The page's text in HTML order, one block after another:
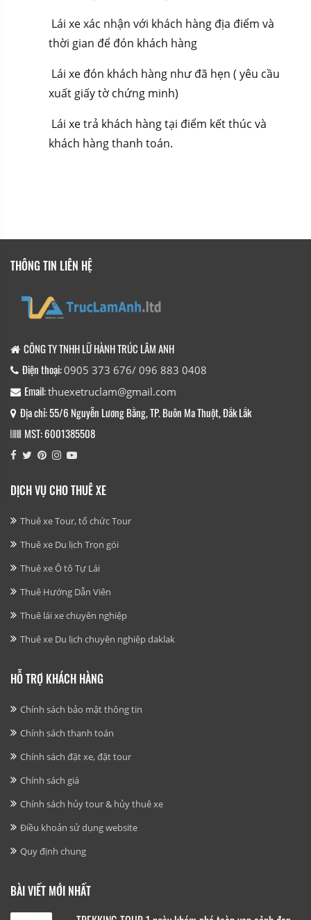
Lái xe xác nhận với khách hàng địa điểm và
thời gian để đón khách hàng
Lái xe đón khách hàng như đã hẹn ( yêu cầu
xuất giấy tờ chứng minh)
Lái xe trả khách hàng tại điểm kết thúc và
khách hàng thanh toán.
THÔNG TIN LIÊN HỆ
CÔNG TY TNHH LỮ HÀNH TRÚC LÂM ANH
Điện thoại:0905 373 676/ 096 883 0408
Email:thuexetruclam@gmail.com
Địa chỉ: 55/6 Nguyễn Lương Bằng, TP. Buôn Ma Thuột, Đắk Lắk
MST: 6001385508
DỊCH VỤ CHO THUÊ XE
Thuê xe Tour, tổ chức Tour
Thuê xe Du lịch Trọn gói
Thuê xe Ô tô Tự Lái
Thuê Hướng Dẫn Viên
Thuê lái xe chuyên nghiệp
Thuê xe Du lịch chuyên nghiệp daklak
HỖ TRỢ KHÁCH HÀNG
Chính sách bảo mật thông tin
Chính sách thanh toán
Chính sách đặt xe, đặt tour
Chính sách giá
Chính sách hủy tour & hủy thuê xe
Điều khoản sử dụng website
Quy định chung
BÀI VIẾT MỚI NHẤT